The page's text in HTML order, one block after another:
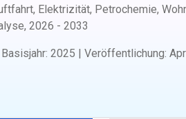
Elektrizität, Petrochemie,
2026 - 2033
Basisjahr: 2025 | Veröffentlichung: